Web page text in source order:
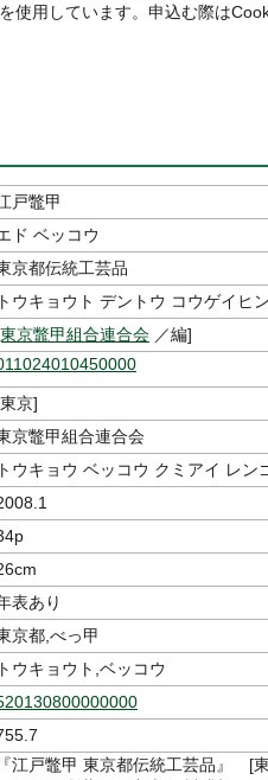
使用しています。申込む際は
戸鼈甲
ド ベッコウ
京都伝統工芸品
トウキョウト デントウ コウゲイヒン
京鼈甲組合連合会 ／編]
京]
京鼈甲組合連合会
トウキョウ ベッコウ クミアイ レン
表あり
京都,べっ甲
トウキョウト,ベッコウ
『江戸鼈甲 東京都伝統工芸品』